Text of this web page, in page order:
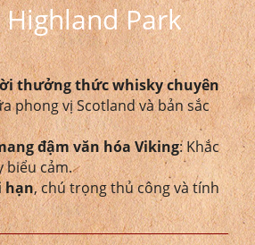
Highland Park
thưởng thức whisky chuyên
phong vị Scotland và bản sắc
đậm văn hóa Viking: Khắc
biểu cảm.
hạn, chú trọng thủ công và tính